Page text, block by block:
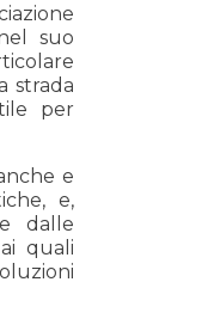
suo
strada
per
e
e,
dalle
quali